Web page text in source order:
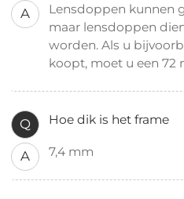
A
Lensdoppen kunnen
maar lensdoppen
worden. Als u
koopt, moet u een 72
Q Hoe dik is het frame
A 7,4 mm